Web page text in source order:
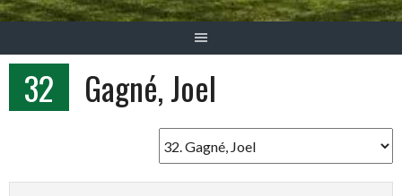
32 Gagné, Joel